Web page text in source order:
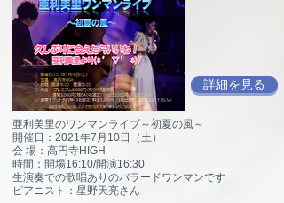
詳細を見る
亜利美里のワンマンライブ～初夏の風～
開催日：2021年7月10日（土）
会 場：高円寺HIGH
時間：開場16:10/開演16:30
生演奏での歌唱ありのバラードワンマンです
ピアニスト：星野天亮さん